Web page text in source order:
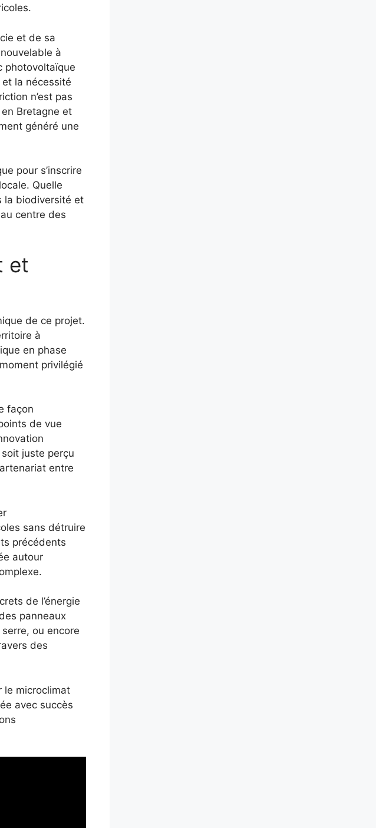
et de sa
à
photovoltaïque
la nécessité
n’est pas
Bretagne et
généré une
pour s’inscrire
Quelle
la biodiversité et
centre des
et
de ce projet.
à
en phase
privilégié
façon
de vue
juste perçu
entre
sans détruire
précédents
autour
de l’énergie
panneaux
ou encore
des
le microclimat
avec succès